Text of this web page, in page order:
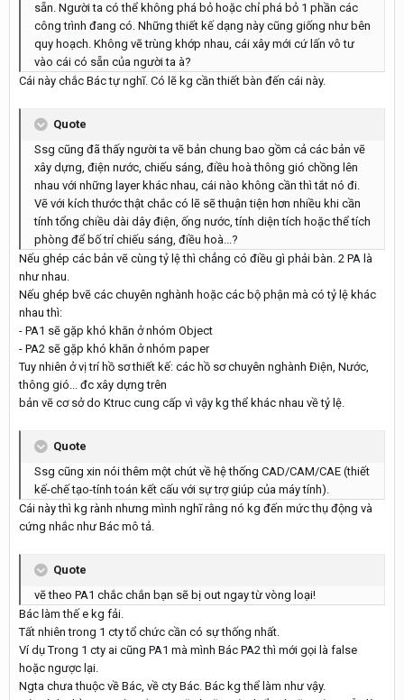
sẵn. Người ta có thể không phá bỏ hoặc chỉ phá bỏ 1 phần các
công trình đang có. Những thiết kế dạng này cũng giống như bên
quy hoạch. Không vẽ trùng khớp nhau, cái xây mới cứ lấn vô tư
vào cái có sẵn của người ta à?
Cái này chắc Bác tự nghĩ. Có lẽ kg cần thiết bàn đến cái này.
Quote
Ssg cũng đã thấy người ta vẽ bản chung bao gồm cả các bản vẽ
xây dựng, điện nước, chiếu sáng, điều hoà thông gió chồng lên
nhau với những layer khác nhau, cái nào không cần thì tắt nó đi.
Vẽ với kích thước thật chắc có lẽ sẽ thuận tiện hơn nhiều khi cần
tính tổng chiều dài dây điện, ống nước, tính diện tích hoặc thể tích
phòng để bố trí chiếu sáng, điều hoà...?
Nếu ghép các bản vẽ cùng tỷ lệ thì chẳng có điều gì phải bàn. 2 PA là
như nhau.
Nếu ghép bvẽ các chuyên nghành hoặc các bộ phận mà có tỷ lệ khác
nhau thì:
- PA1 sẽ gặp khó khăn ở nhóm Object
- PA2 sẽ gặp khó khăn ở nhóm paper
Tuy nhiên ở vị trí hồ sơ thiết kế: các hồ sơ chuyên nghành Điện, Nước,
thông gió... đc xây dựng trên
bản vẽ cơ sở do Ktruc cung cấp vì vậy kg thể khác nhau về tỷ lệ.
Quote
Ssg cũng xin nói thêm một chút về hệ thống CAD/CAM/CAE (thiết
kế-chế tạo-tính toán kết cấu với sự trợ giúp của máy tính).
Cái này thì kg rành nhưng mình nghĩ rằng nó kg đến mức thụ động và
cứng nhắc như Bác mô tả.
Quote
vẽ theo PA1 chắc chắn bạn sẽ bị out ngay từ vòng loại!
Bác làm thế e kg fải.
Tất nhiên trong 1 cty tổ chức cần có sự thống nhất.
Ví dụ Trong 1 cty ai cũng PA1 mà mình Bác PA2 thì mới gọi là false
hoặc ngược lại.
Ngta chưa thuộc về Bác, về cty Bác. Bác kg thể làm như vậy.